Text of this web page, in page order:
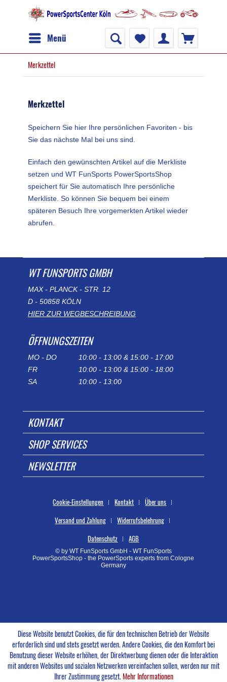
Menü
Merkzettel
Merkzettel
Speichern Sie hier Ihre persönlichen Favoriten - bis
Sie das nächste Mal bei uns sind.
Einfach den gewünschten Artikel auf die Merkliste
setzen und WT FunSports PowerSportsShop
speichert für Sie automatisch Ihre persönliche
Merkliste. So können Sie bequem bei einem
späteren Besuch Ihre vorgemerkten Artikel wieder
abrufen.
WT FUNSPORTS GMBH
MAX - PLANCK - STR. 12
D - 50858 KÖLN
HIER ZUR WEGBESCHREIBUNG
ÖFFNUNGSZEITEN
MO - DO
10:00 - 13:00 & 15:00 - 17:00
FR
10:00 - 13:00 & 15:00 - 18:00
SA
10:00 - 13:00
KONTAKT
SHOP SERVICES
NEWSLETTER
Cookie-Einstellungen Kontakt
Über uns
Versand und Zahlung
Widerrufsbelehrung
Datenschutz
AGB
© by WT FunSports GmbH - WT FunSports
PowerSportsShop - the PowerSports experts from Cologne
Germany
Diese Website benutzt Cookies, die für den technischen Betrieb der Website
erforderlich sind und stets gesetzt werden. Andere Cookies, die den Komfort bei
Benutzung dieser Website erhöhen, der Direktwerbung dienen oder die Interaktion
mit anderen Websites und sozialen Netzwerken vereinfachen sollen, werden nur mit
Ihrer Zustimmung gesetzt.Mehr Informationen